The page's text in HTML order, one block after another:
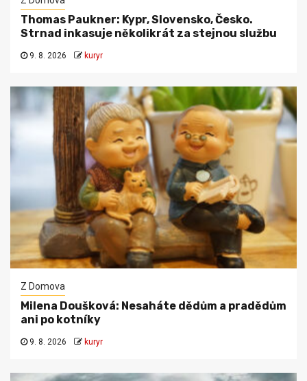
Thomas Paukner: Kypr, Slovensko, Česko.
Strnad inkasuje několikrát za stejnou službu
9. 8. 2026 kuryr
Z Domova
Milena Doušková: Nesaháte dědům a pradědům
ani po kotníky
9. 8. 2026 kuryr